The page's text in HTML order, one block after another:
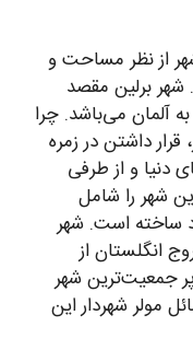
شهر از نظر مساحت و
برلین مقصد
آلمان می‌باشد. چرا
داشتن در زمره
دنیا و از طرفی
شهر را شامل
ساخته است. شهر
انگلستان از
پر جمعیت‌ترین شهر
میشائل مولر شهردار این